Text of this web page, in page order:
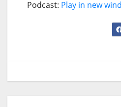
Podcast: Play in new